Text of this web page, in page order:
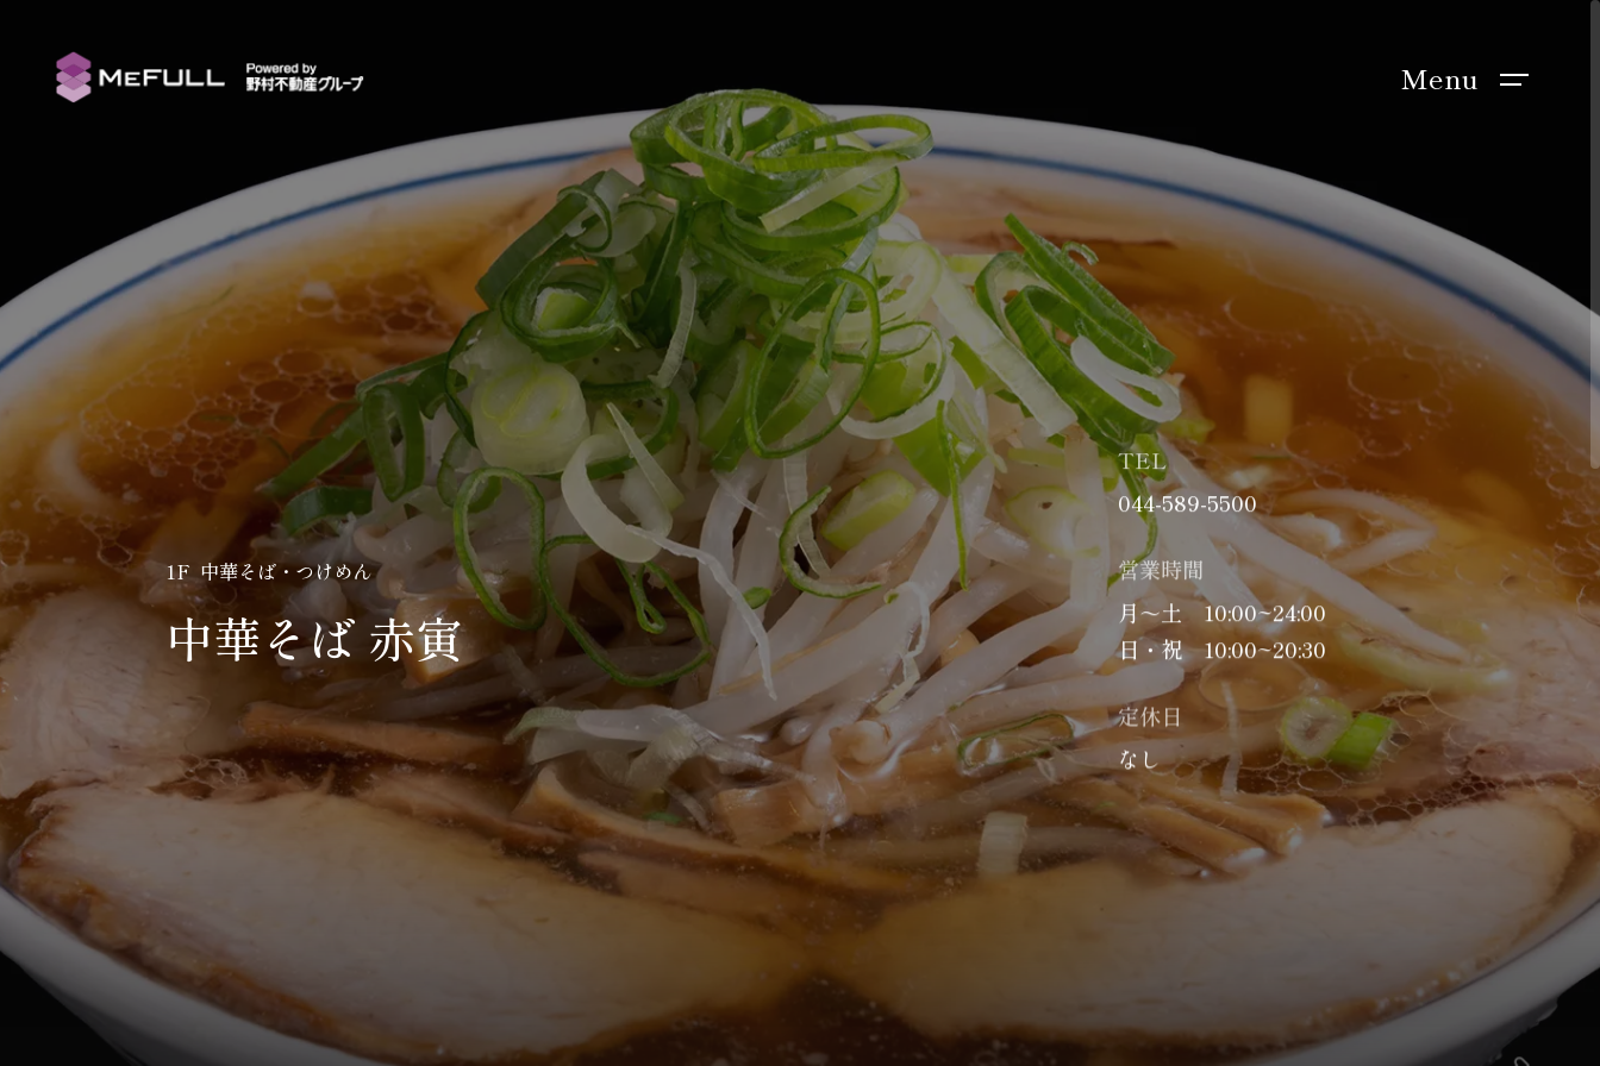
Menu
1F 中華そば・つけめん
中華そば 赤寅
TEL
044-589-5500
営業時間
月～土 10:00~24:00
日・祝 10:00~20:30
定休日
なし